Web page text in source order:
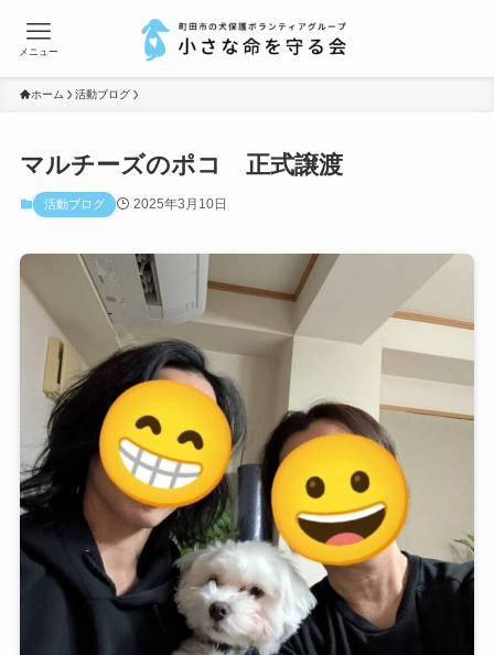
メニュー
ホーム 活動ブログ
マルチーズのポコ 正式譲渡
活動ブログ 2025年3月10日